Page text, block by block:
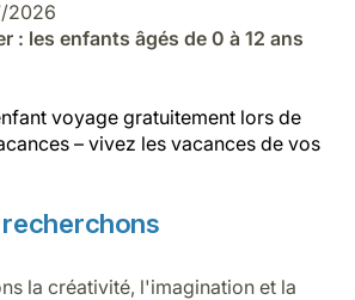
2026
: les enfants âgés de 0 à 12 ans
voyage gratuitement lors de
– vivez les vacances de vos
la créativité, l'imagination et la